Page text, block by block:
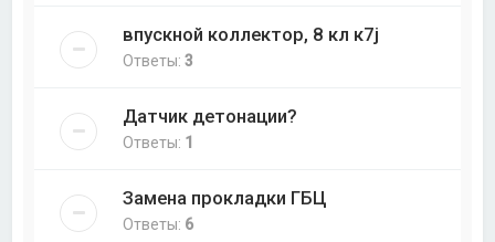
впускной коллектор, 8 кл к7j
Ответы:3
Датчик детонации?
Ответы: 1
Замена прокладки ГБЦ
Ответы: 6